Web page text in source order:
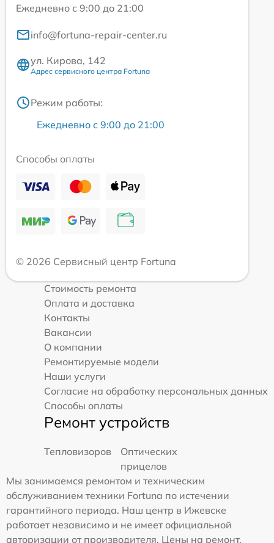
Ежедневно с 9:00 до 21:00
info@fortuna-repair-center.ru
ул. Кирова, 142
Адрес сервисного центра Fortuna
Режим работы:
Ежедневно с 9:00 до 21:00
Способы оплаты
© 2026 Сервисный центр Fortuna
Стоимость ремонта
Оплата и доставка
Контакты
Вакансии
О компании
Ремонтируемые модели
Наши услуги
Согласие на обработку персональных данных
Способы оплаты
Ремонт устройств
Тепловизоров
Оптических
прицелов
Мы занимаемся ремонтом и техническим
обслуживанием техники Fortuna по истечении
гарантийного периода. Наш центр в Ижевске
работает независимо и не имеет официальной
авторизации от производителя. Цены на ремонт,